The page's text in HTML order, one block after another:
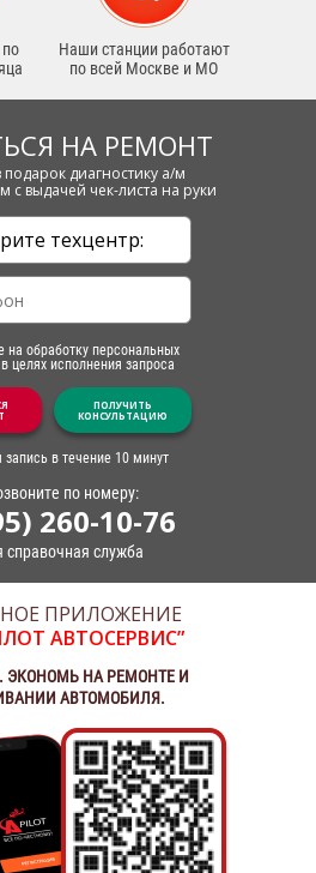
по
Наши станции работают
по всей Москве и МО
НА РЕМОНТ
подарок диагностику а/м
с выдачей чек-листа на руки
на обработку персональных
целях исполнения запроса
ПОЛУЧИТЬ
КОНСУЛЬТАЦИЮ
запись в течение 10 минут
по номеру:
260-10-76
справочная служба
ПРИЛОЖЕНИЕ
АВТОСЕРВИС”
ЭКОНОМЬ НА РЕМОНТЕ И
АВТОМОБИЛЯ.